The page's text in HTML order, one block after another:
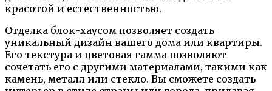
красотой и естественностью.
Отделка блок-хаусом позволяет создать
уникальный дизайн вашего дома или квартиры.
Его текстура и цветовая гамма позволяют
сочетать его с другими материалами, такими как
камень, металл или стекло. Вы сможете создать